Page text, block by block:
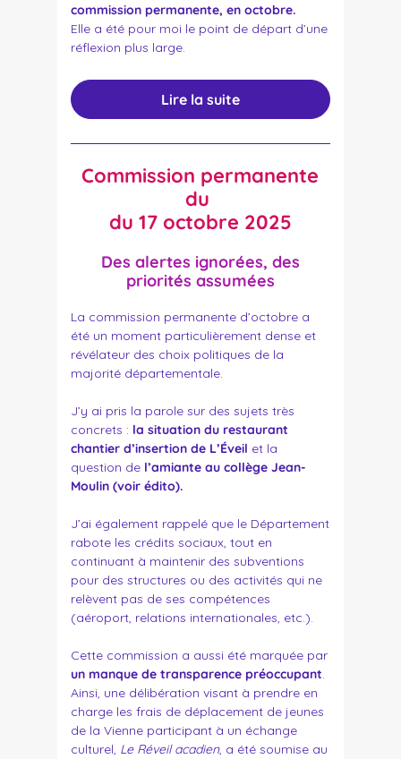
commission permanente, en octobre.
Elle a été pour moi le point de départ d’une
réflexion plus large.
Lire la suite
Commission permanente
du
du 17 octobre 2025
Des alertes ignorées, des
priorités assumées
La commission permanente d’octobre a
été un moment particulièrement dense et
révélateur des choix politiques de la
majorité départementale.
J’y ai pris la parole sur des sujets très
concrets : la situation du restaurant
chantier d’insertion de L’Éveil et la
question de l’amiante au collège Jean-
Moulin (voir édito).
J’ai également rappelé que le Département
rabote les crédits sociaux, tout en
continuant à maintenir des subventions
pour des structures ou des activités qui ne
relèvent pas de ses compétences
(aéroport, relations internationales, etc.).
Cette commission a aussi été marquée par
un manque de transparence préoccupant
Ainsi, une délibération visant à prendre en
charge les frais de déplacement de jeunes
de la Vienne participant à un échange
culturel, Le Réveil acadien, a été soumise au